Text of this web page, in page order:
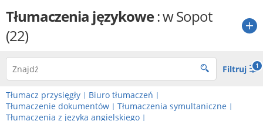
Tłumaczenia językowe: w Sopot
(22)
Filtruj 1
Tłumacz przysięgły | Biuro tłumaczeń |
Tłumaczenie dokumentów | Tłumaczenia symultaniczne |
Tłumaczenia z języka angielskiego |